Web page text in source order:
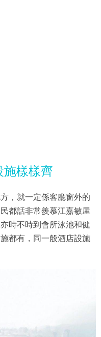
施樣樣齊
，就一定係客廳窗外的
都話非常羨慕江嘉敏屋
時不時到會所泳池和健
都有，同一般酒店設施